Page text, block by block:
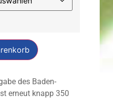
des Baden-
erneut knapp 350